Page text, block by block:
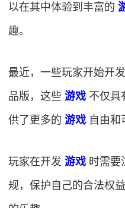
以在其中体验到丰富的
趣。
最近，一些玩家开始开
品版，这些 游戏 不仅具
供了更多的 游戏 自由和
玩家在开发 游戏 时需要
规，保护自己的合法权